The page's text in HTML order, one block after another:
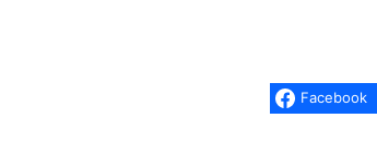
Facebook